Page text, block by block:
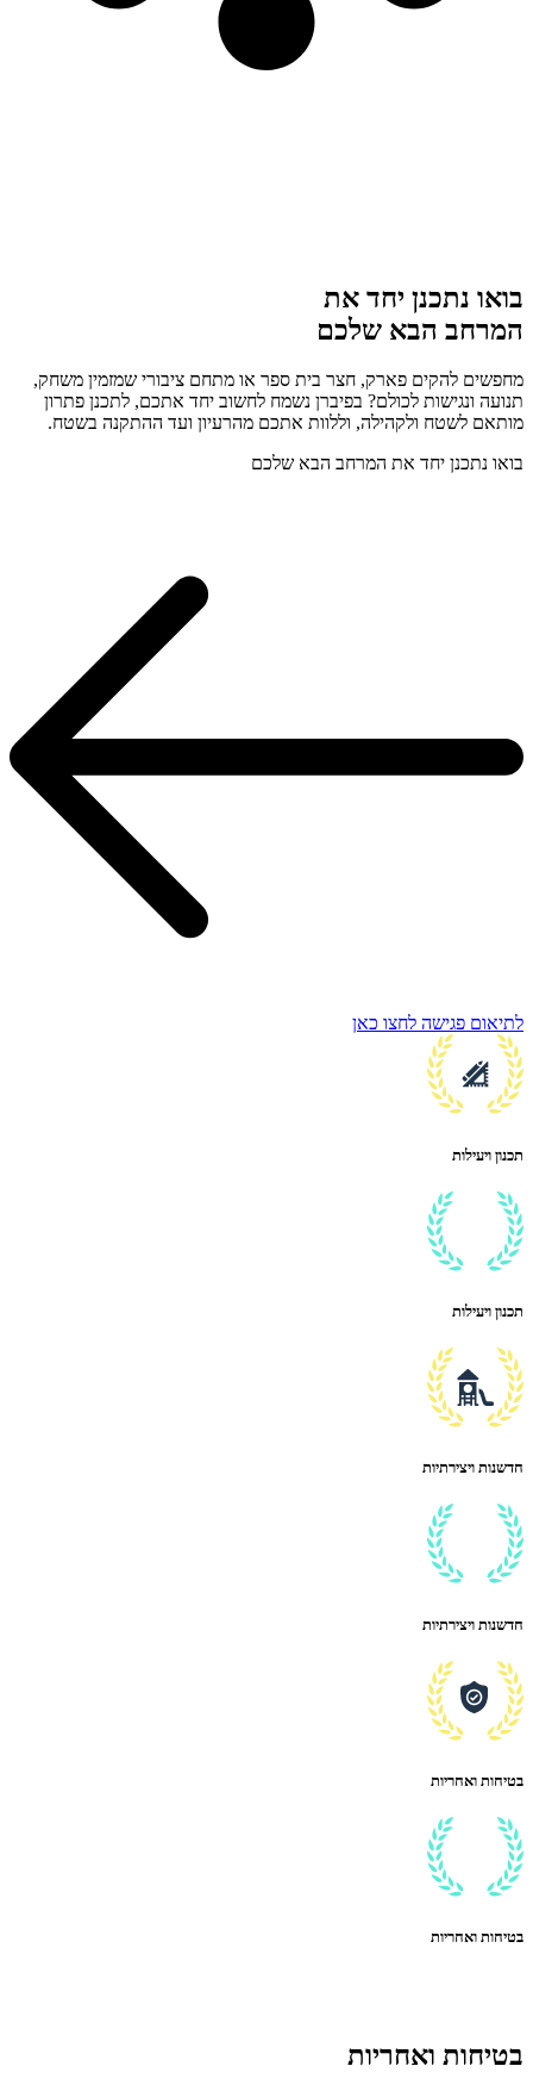
בואו נתכנן יחד את
המרחב הבא שלכם
מחפשים להקים פארק, חצר בית ספר או מתחם ציבורי שמזמין משחק,
תנועה ונגישות לכולם? בפיברן נשמח לחשוב יחד אתכם, לתכנן פתרון
מותאם לשטח ולקהילה, וללוות אתכם מהרעיון ועד ההתקנה בשטח.
בואו נתכנן יחד את המרחב הבא שלכם
לתיאום פגישה לחצו כאן
תכנון ויעילות
תכנון ויעילות
חדשנות ויצירתיות
חדשנות ויצירתיות
בטיחות ואחריות
בטיחות ואחריות
בטיחות ואחריות